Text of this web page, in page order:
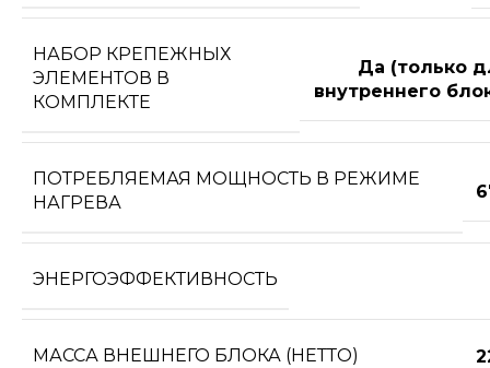
НАБОР КРЕПЕЖНЫХ
ЭЛЕМЕНТОВ В
КОМПЛЕКТЕ
Да (только
внутреннего
ПОТРЕБЛЯЕМАЯ МОЩНОСТЬ В РЕЖИМЕ
НАГРЕВА
ЭНЕРГОЭФФЕКТИВНОСТЬ
МАССА ВНЕШНЕГО БЛОКА (НЕТТО)